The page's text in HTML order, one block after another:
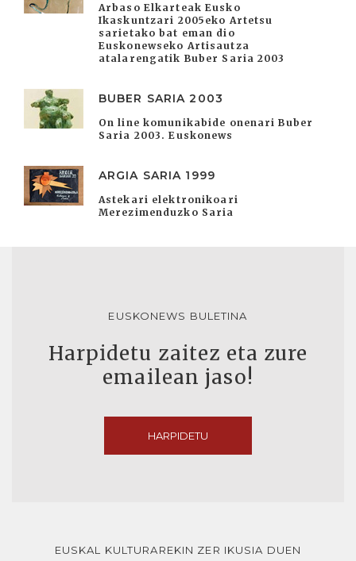
Arbaso Elkarteak Eusko
Ikaskuntzari 2005eko Artetsu
sarietako bat eman dio
Euskonewseko Artisautza
atalarengatik Buber Saria 2003
BUBER SARIA 2003
On line komunikabide onenari Buber
Saria 2003. Euskonews
ARGIA SARIA 1999
Astekari elektronikoari
Merezimenduzko Saria
EUSKONEWS BULETINA
Harpidetu zaitez eta zure
emailean jaso!
HARPIDETU
EUSKAL KULTURAREKIN ZER IKUSIA DUEN